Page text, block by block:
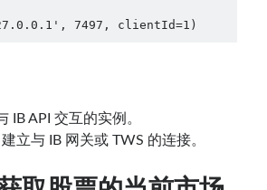
IB API 交互的实例。
建立与 IB 网关或 TWS 的连接。